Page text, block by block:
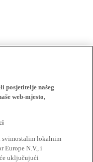
posjetitelje našeg
web-mjesto,
svimostalim lokalnim
Europe N.V., i
uključujući